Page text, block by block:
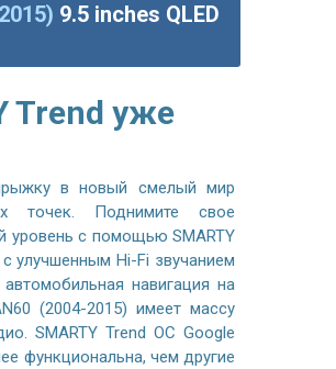
9.5 inches QLED
Trend уже
в новый смелый мир
точек. Поднимите свое
уровень с помощью SMARTY
улучшенным Hi-Fi звучанием
навигация на
(2004-2015) имеет массу
SMARTY Trend ОС Google
функциональна, чем другие